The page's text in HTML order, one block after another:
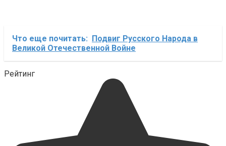
Что еще почитать: Подвиг Русского Народа в
Великой Отечественной Войне
Рейтинг